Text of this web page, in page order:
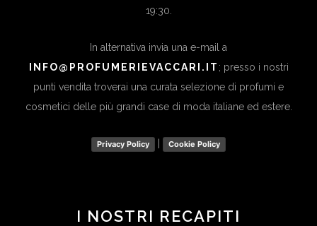
19:30.
In alternativa invia una e-mail a
INFO@PROFUMERIEVACCARI.IT ; presso i nostri
punti vendita troverai una curata selezione di profumi e
cosmetici delle più grandi case di moda italiane ed estere.
Privacy Policy Cookie Policy
I NOSTRI RECAPITI